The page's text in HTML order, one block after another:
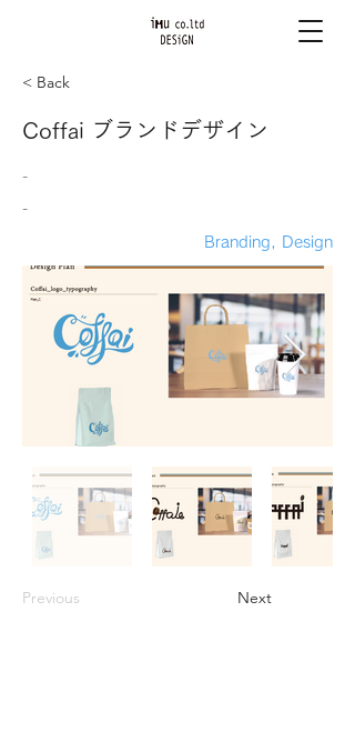
< Back
Coffai ブランドデザイン
-
-
Branding, Design
Previous Next